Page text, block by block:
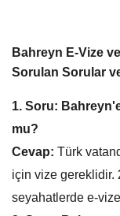
Bahreyn E-Vize
Sorulan Sorular
1. Soru:
mu?
Cevap: Türk
için vize gereklidir.
seyahatlerde e-vize